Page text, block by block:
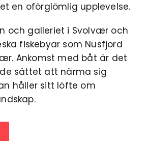
en oförglömlig upplevelse.
och galleriet i Svolvær och
fiskebyar som Nusfjord
Ankomst med båt är det
sättet att närma sig
håller sitt löfte om